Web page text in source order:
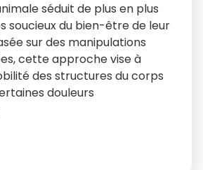
séduit de plus en plus
soucieux du bien-être de leur
sur des manipulations
cette approche vise à
des structures du corps
douleurs